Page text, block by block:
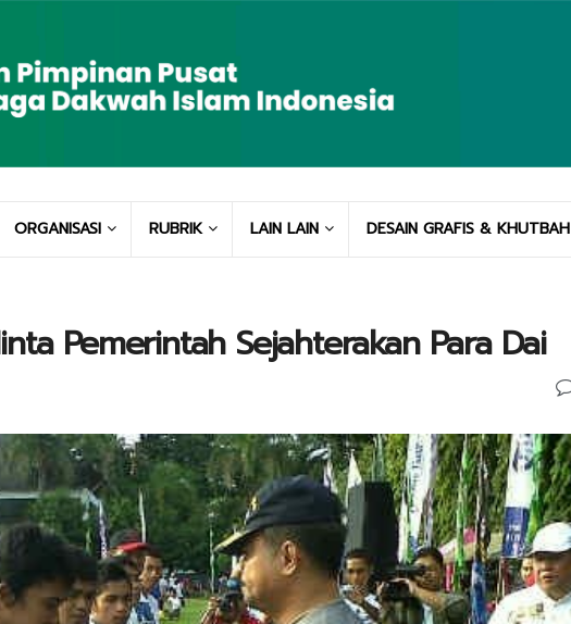
ORGANISASI RUBRIK LAIN LAIN DESAIN GRAFIS & KHUTBAH
Pemerintah Sejahterakan Para Dai